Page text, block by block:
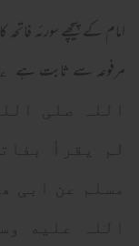
امام کے پیچھے سورئہ
مرفوعہ سے ثابت ہے
اللہ صلی
لم یقرأ
مسلم عن ابی
اللہ علیه